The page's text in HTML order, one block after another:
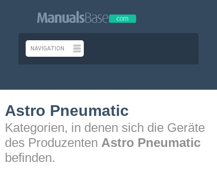
Astro Pneumatic
Kategorien, in denen sich die Geräte
des Produzenten Astro Pneumatic
befinden.